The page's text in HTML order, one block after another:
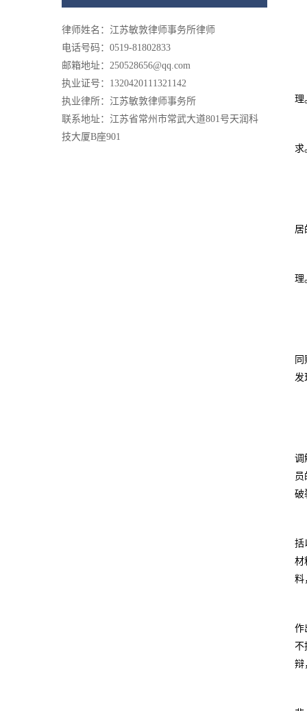
律师姓名：江苏敏敦律师事务所律师
电话号码：0519-81802833
邮箱地址：250528656@qq.com
执业证号：1320420111321142
执业律所：江苏敏敦律师事务所
联系地址：江苏省常州市常武大道801号天润科
技大厦B座901
理
求
居
理
发
调
破
括
材
料
作
不
辩